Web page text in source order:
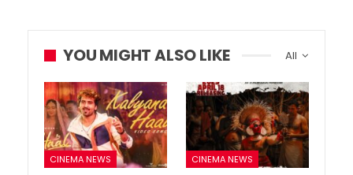
All
YOU MIGHT ALSO LIKE
CINEMA NEWS CINEMA NEWS